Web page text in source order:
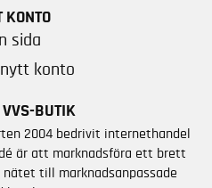
KONTO
sida
konto
BUTIK
2004 bedrivit internethandel
är att marknadsföra ett brett
nätet till marknadsanpassade